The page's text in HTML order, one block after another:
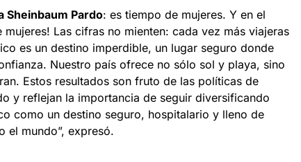
Sheinbaum Pardo: es tiempo de mujeres. Y en el
mujeres! Las cifras no mienten: cada vez más viajeras
es un destino imperdible, un lugar seguro donde
Nuestro país ofrece no sólo sol y playa, sino
Estos resultados son fruto de las políticas de
y reflejan la importancia de seguir diversificando
como un destino seguro, hospitalario y lleno de
el mundo”, expresó.